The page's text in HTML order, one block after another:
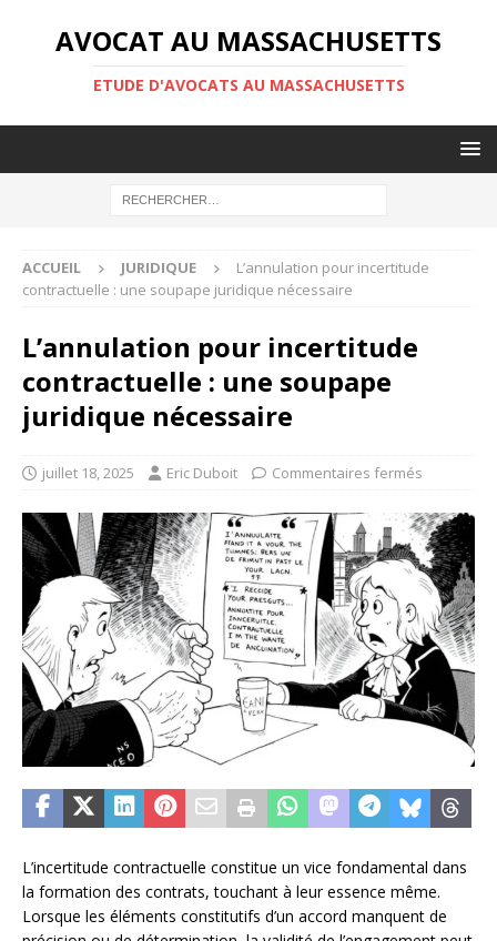
AVOCAT AU MASSACHUSETTS
ETUDE D'AVOCATS AU MASSACHUSETTS
ACCUEIL JURIDIQUE
L’annulation pour incertitude
contractuelle : une soupape juridique nécessaire
L’annulation pour incertitude
contractuelle : une soupape
juridique nécessaire
juillet 18, 2025 Eric Duboit Commentaires fermés
L’incertitude contractuelle constitue un vice fondamental dans
la formation des contrats, touchant à leur essence même.
Lorsque les éléments constitutifs d’un accord manquent de